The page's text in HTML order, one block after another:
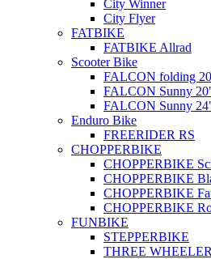
City Winner
City Flyer
FATBIKE
FATBIKE Allrad
Scooter Bike
FALCON folding
FALCON Sunny
FALCON Sunny
Enduro Bike
FREERIDER RS
CHOPPERBIKE
CHOPPERBIKE
CHOPPERBIKE
CHOPPERBIKE
CHOPPERBIKE
FUNBIKE
STEPPERBIKE
THREE WHEELER